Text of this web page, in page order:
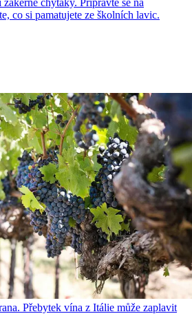
co si pamatujete ze školních lavic.
Přebytek vína z Itálie může zaplavit